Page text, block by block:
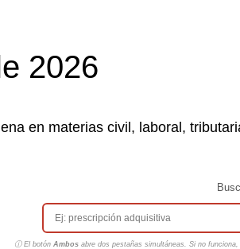
2026
en materias civil, laboral,
ⓘ El botón Ambosabre dos pestañas simultáneas. Si no